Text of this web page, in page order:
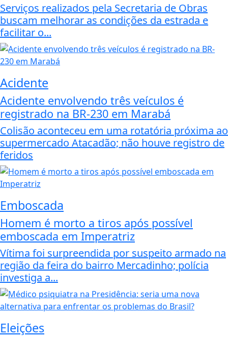
Serviços realizados pela Secretaria de Obras
buscam melhorar as condições da estrada e
facilitar o...
Acidente
Acidente envolvendo três veículos é
registrado na BR-230 em Marabá
Colisão aconteceu em uma rotatória próxima ao
supermercado Atacadão; não houve registro de
feridos
Emboscada
Homem é morto a tiros após possível
emboscada em Imperatriz
Vítima foi surpreendida por suspeito armado na
região da feira do bairro Mercadinho; polícia
investiga a...
Eleições